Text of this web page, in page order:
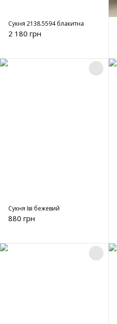
Сукня 2138.5594 блакитна
2 180 грн
Сукня Іві бежевий
880 грн